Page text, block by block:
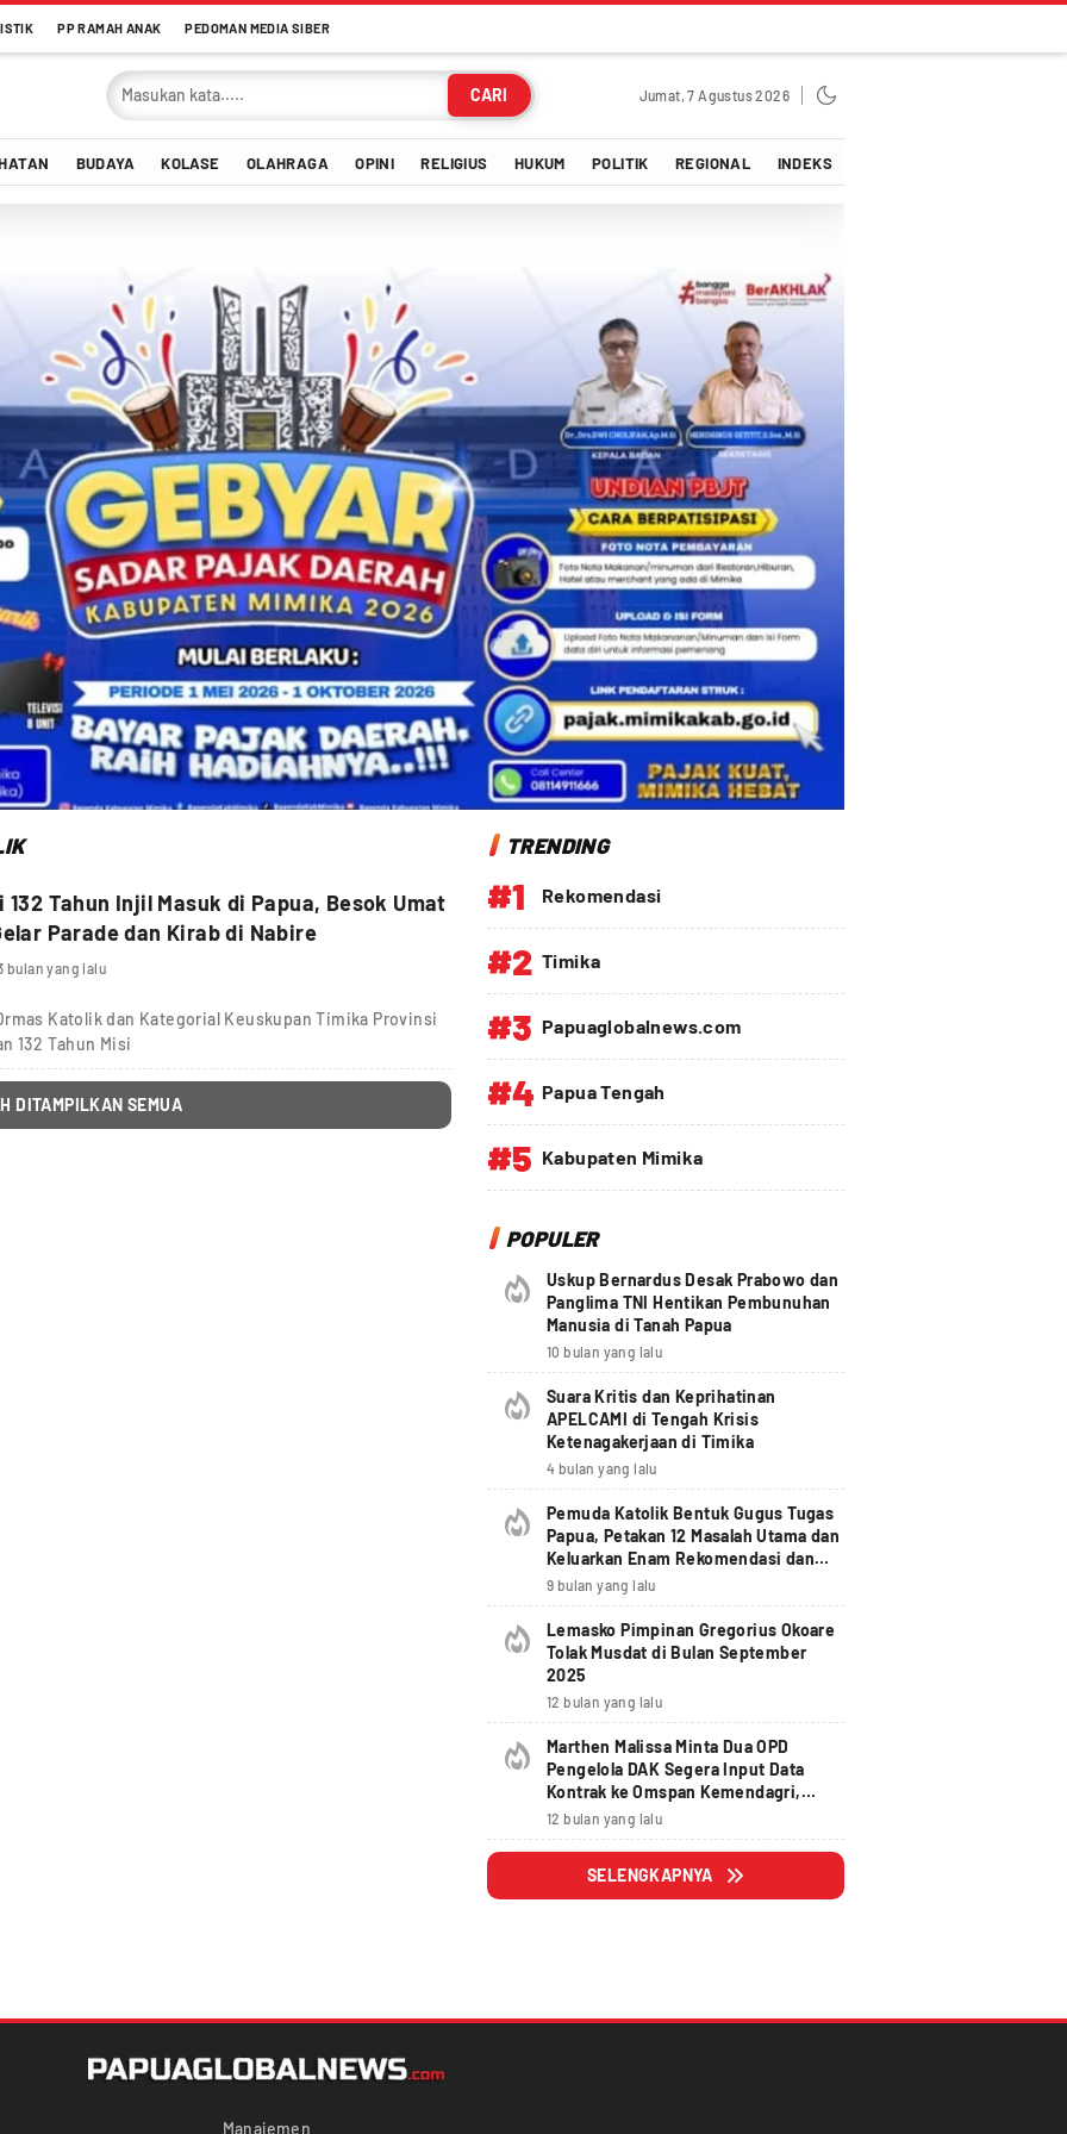
PP RAMAH ANAK PEDOMAN MEDIA SIBER
CARI Jumat, 7 Agustus 2026
BUDAYA KOLASE OLAHRAGA OPINI RELIGIUS HUKUM POLITIK REGIONAL INDEKS
Tahun Injil Masuk di Papua, Besok Umat
Parade dan Kirab di Nabire
bulan yang lalu
Katolik dan Kategorial Keuskupan Timika Provinsi
132 Tahun Misi
DITAMPILKAN SEMUA
TRENDING
#1 Rekomendasi
#2 Timika
#3 Papuaglobalnews.com
#4 Papua Tengah
#5 Kabupaten Mimika
POPULER
Uskup Bernardus Desak Prabowo dan
Panglima TNI Hentikan Pembunuhan
Manusia di Tanah Papua
10 bulan yang lalu
Suara Kritis dan Keprihatinan
APELCAMI di Tengah Krisis
Ketenagakerjaan di Timika
4 bulan yang lalu
Pemuda Katolik Bentuk Gugus Tugas
Papua, Petakan 12 Masalah Utama dan
Keluarkan Enam Rekomendasi dan
Seruan Moral Nasional
9 bulan yang lalu
Lemasko Pimpinan Gregorius Okoare
Tolak Musdat di Bulan September
2025
12 bulan yang lalu
Marthen Malissa Minta Dua OPD
Pengelola DAK Segera Input Data
Kontrak ke Omspan Kemendagri,
Lewat Tanggal 29 Agustus 2025
Hangus
12 bulan yang lalu
SELENGKAPNYA
Manajemen